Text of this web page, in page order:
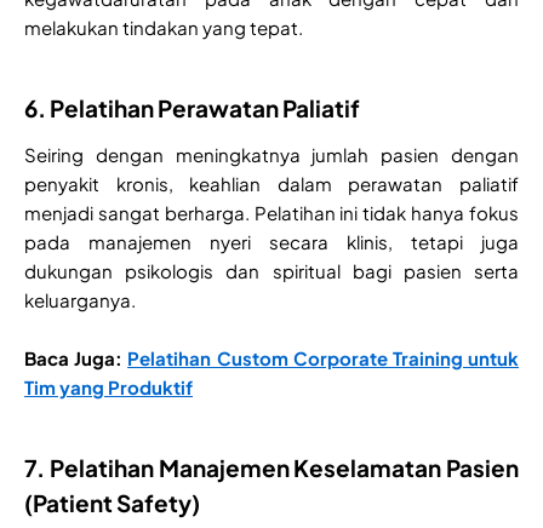
melakukan tindakan yang tepat.
6. Pelatihan Perawatan Paliatif
Seiring dengan meningkatnya jumlah pasien dengan
penyakit kronis, keahlian dalam perawatan paliatif
menjadi sangat berharga. Pelatihan ini tidak hanya fokus
pada manajemen nyeri secara klinis, tetapi juga
dukungan psikologis dan spiritual bagi pasien serta
keluarganya.
Baca Juga: Pelatihan Custom Corporate Training untuk
Tim yang Produktif
7. Pelatihan Manajemen Keselamatan Pasien
(Patient Safety)